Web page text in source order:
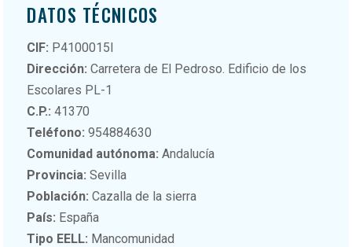
DATOS TÉCNICOS
CIF: P4100015I
Dirección: Carretera de El Pedroso. Edificio de los
Escolares PL-1
C.P.: 41370
Teléfono: 954884630
Comunidad autónoma: Andalucía
Provincia: Sevilla
Población: Cazalla de la sierra
País: España
Tipo EELL: Mancomunidad